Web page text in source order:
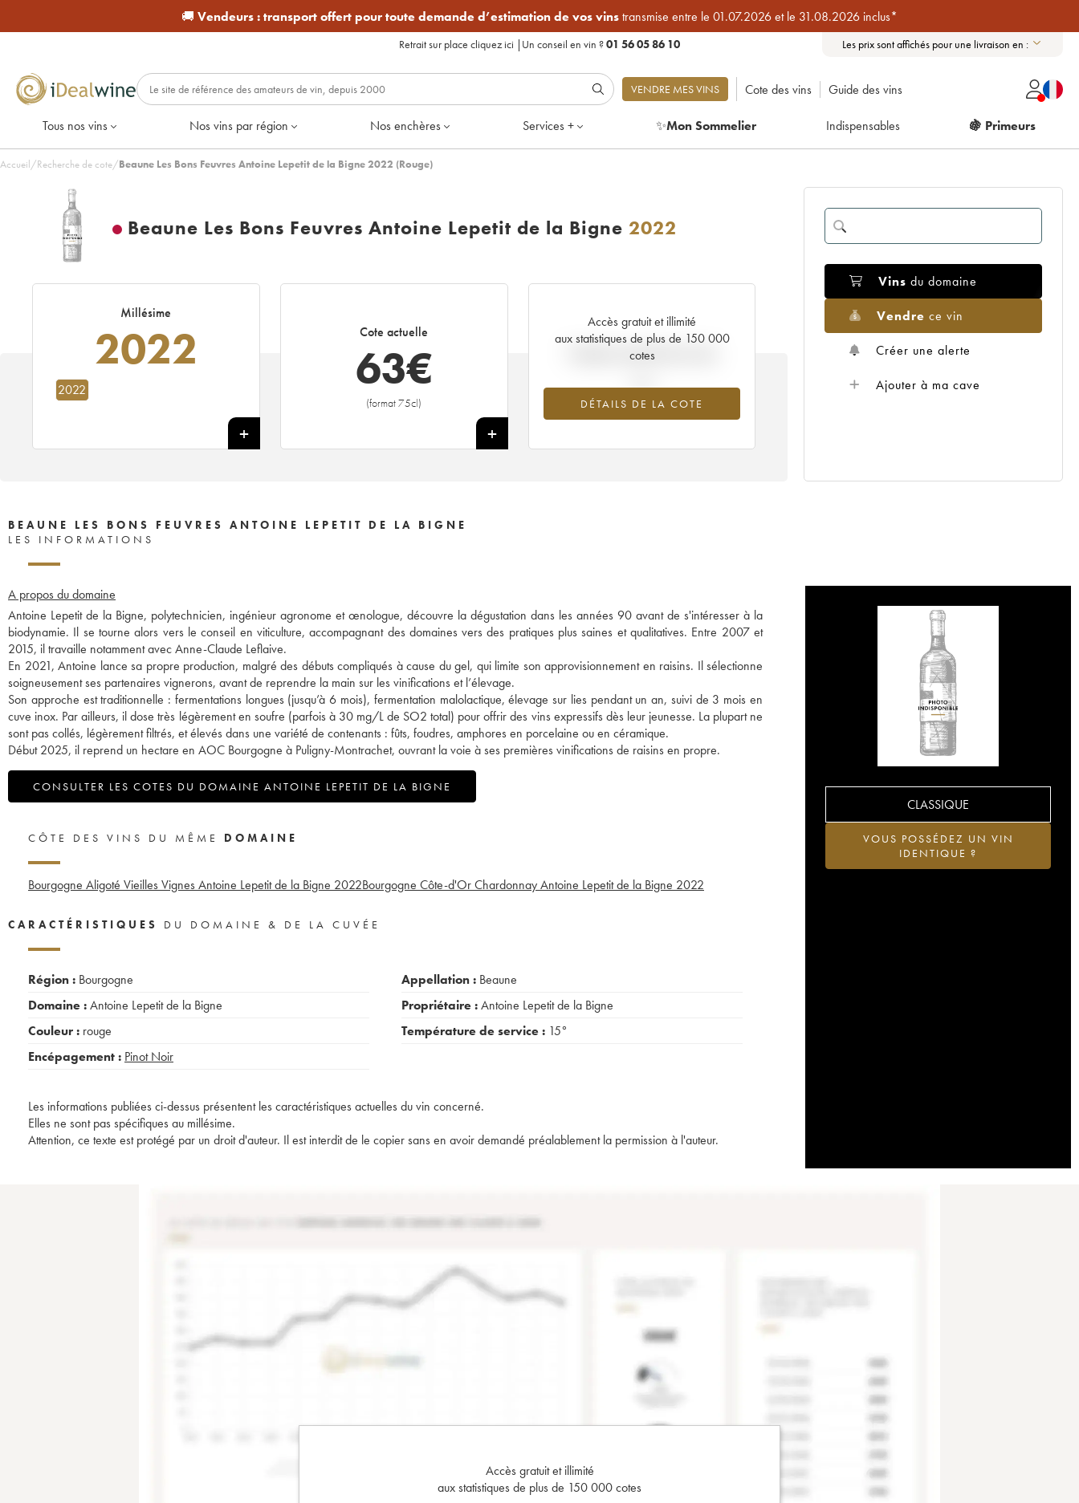
🚚 Vendeurs :transport offert pour toute demande d’estimation de vos vinstransmise entre le 01.07.2026 et le 31.08.2026 inclus*
Retrait sur place cliquez ici | Un conseil en vin ?01 56 05 86 10 Les prix sont affichés pour une livraison en :
VENDRE MES VINS Cote des vins Guide des vins
Tous nos vins Nos vins par région Nos enchères Services + ✨Mon Sommelier Indispensables 🍇 Primeurs
Accueil/Recherche de cote/Beaune Les Bons Feuvres Antoine Lepetit de la Bigne 2022 (Rouge)
Beaune Les Bons Feuvres Antoine Lepetit de la Bigne 2022
Millésime
2022
2022
Cote actuelle
63€
(format 75cl)
+
Accès gratuit et illimité
aux statistiques de plus de 150 000
cotes
DÉTAILS DE LA COTE
Tendance actuelle de la cote
Vins du domaine
Vendre ce vin
Créer une alerte
Ajouter à ma cave
BEAUNE LES BONS FEUVRES ANTOINE LEPETIT DE LA BIGNE
LES INFORMATIONS
A propos du domaine
Antoine Lepetit de la Bigne, polytechnicien, ingénieur agronome et œnologue, découvre la dégustation dans les années 90 avant de s'intéresser à la
biodynamie. Il se tourne alors vers le conseil en viticulture, accompagnant des domaines vers des pratiques plus saines et qualitatives. Entre 2007 et
2015, il travaille notamment avec Anne-Claude Leflaive.
En 2021, Antoine lance sa propre production, malgré des débuts compliqués à cause du gel, qui limite son approvisionnement en raisins. Il sélectionne
soigneusement ses partenaires vignerons, avant de reprendre la main sur les vinifications et l’élevage.
Son approche est traditionnelle : fermentations longues (jusqu’à 6 mois), fermentation malolactique, élevage sur lies pendant un an, suivi de 3 mois en
cuve inox. Par ailleurs, il dose très légèrement en soufre (parfois à 30 mg/L de SO2 total) pour offrir des vins expressifs dès leur jeunesse. La plupart ne
sont pas collés, légèrement filtrés, et élevés dans une variété de contenants : fûts, foudres, amphores en porcelaine ou en céramique.
Début 2025, il reprend un hectare en AOC Bourgogne à Puligny-Montrachet, ouvrant la voie à ses premières vinifications de raisins en propre.
CONSULTER LES COTES DU DOMAINE ANTOINE LEPETIT DE LA BIGNE
CLASSIQUE
VOUS POSSÉDEZ UN VIN
IDENTIQUE ?
CÔTE DES VINS DU MÊME DOMAINE
Bourgogne Aligoté Vieilles Vignes Antoine Lepetit de la Bigne 2022Bourgogne Côte-d'Or Chardonnay Antoine Lepetit de la Bigne 2022
CARACTÉRISTIQUES DU DOMAINE & DE LA CUVÉE
Région : Bourgogne
Domaine :Antoine Lepetit de la Bigne
Couleur : rouge
Encépagement : Pinot Noir
Appellation : Beaune
Propriétaire :Antoine Lepetit de la Bigne
Température de service : 15°
Les informations publiées ci-dessus présentent les caractéristiques actuelles du vin concerné.
Elles ne sont pas spécifiques au millésime.
Attention, ce texte est protégé par un droit d'auteur. Il est interdit de le copier sans en avoir demandé préalablement la permission à l'auteur.
Accès gratuit et illimité
aux statistiques de plus de 150 000 cotes